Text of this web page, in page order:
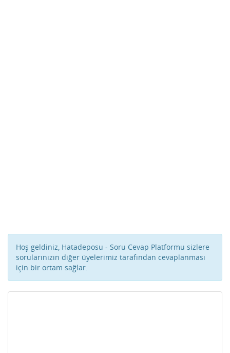
Hoş geldiniz, Hatadeposu - Soru Cevap Platformu sizlere
sorularınızın diğer üyelerimiz tarafından cevaplanması
için bir ortam sağlar.